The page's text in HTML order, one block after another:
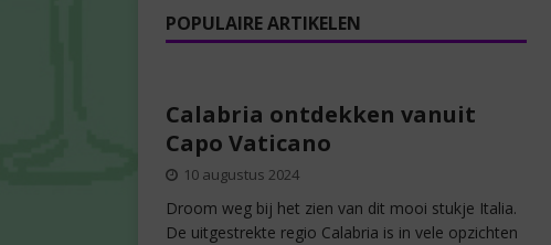
POPULAIRE ARTIKELEN
Calabria ontdekken vanuit
Capo Vaticano
10 augustus 2024
Droom weg bij het zien van dit mooi stukje Italia.
De uitgestrekte regio Calabria is in vele opzichten